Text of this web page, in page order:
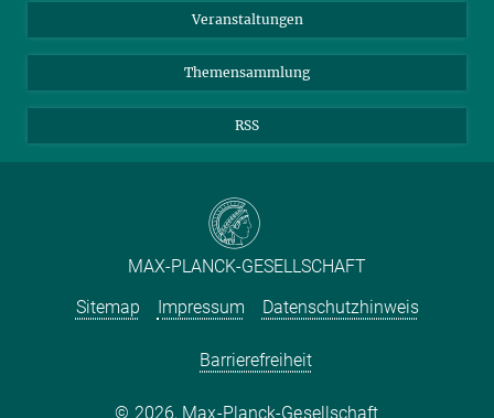
Veranstaltungen
Themensammlung
RSS
MAX-PLANCK-GESELLSCHAFT
Sitemap
Impressum Datenschutzhinweis
Barrierefreiheit
2026, Max-Planck-Gesellschaft